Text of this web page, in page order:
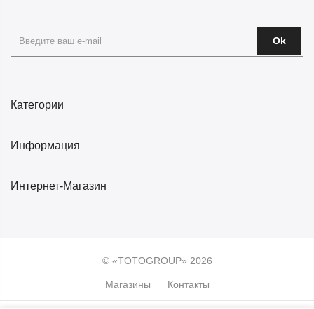
Категории
Информация
Интернет-Магазин
Ok
© «TOTOGROUP» 2026
Магазины Контакты